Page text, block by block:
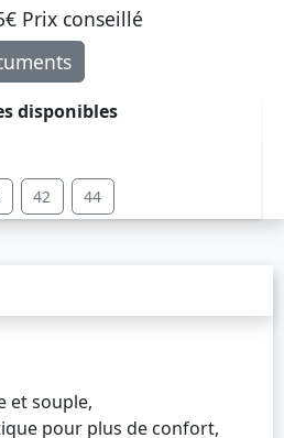
Prix ​​conseillé
disponibles
42 44
et souple,
pour plus de confort,